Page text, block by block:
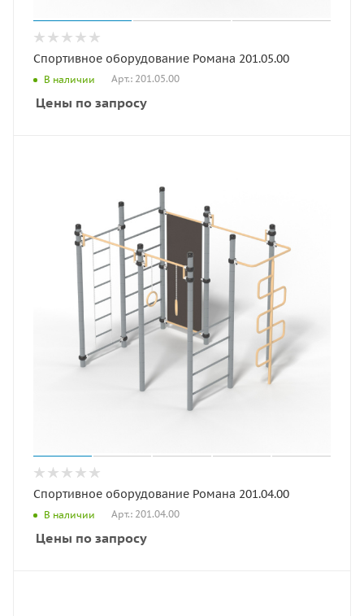
Спортивное оборудование Романа 201.05.00
В наличии Арт.: 201.05.00
Цены по запросу
Спортивное оборудование Романа 201.04.00
В наличии Арт.: 201.04.00
Цены по запросу